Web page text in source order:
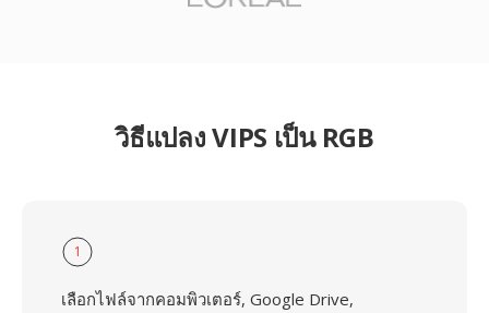
วิธีแปลง VIPS เป็น RGB
1
เลือกไฟล์จากคอมพิวเตอร์, Google Drive,